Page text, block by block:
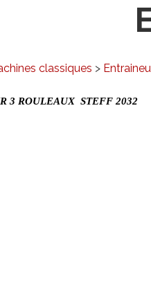
classiques >
3 ROULEAUX STEFF 2032